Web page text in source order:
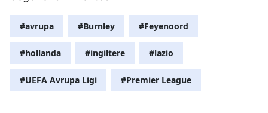
#avrupa #Burnley #Feyenoord
#hollanda #ingiltere #lazio
#UEFA Avrupa Ligi #Premier League